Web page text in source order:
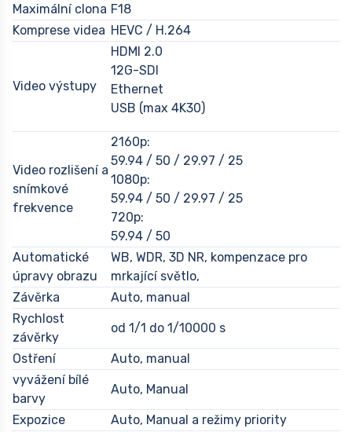
Maximální clona F18
Komprese videa HEVC / H.264
Video výstupy
HDMI 2.0
12G-SDI
Ethernet
USB (max 4K30)
Video rozlišení a
snímkové
frekvence
2160p:
59.94 / 50 / 29.97 / 25
1080p:
59.94 / 50 / 29.97 / 25
720p:
59.94 / 50
Automatické
úpravy obrazu
WB, WDR, 3D NR, kompenzace pro
mrkající světlo,
Závěrka
Auto, manual
Rychlost
závěrky
od 1/1 do 1/10000 s
Ostření
Auto, manual
vyvážení bílé
barvy
Auto, Manual
Expozice
Auto, Manual a režimy priority